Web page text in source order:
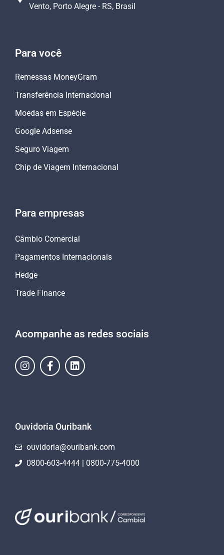
Vento, Porto Alegre - RS, Brasil
Para você
Remessas MoneyGram
Transferência Internacional
Moedas em Espécie
Google Adsense
Seguro Viagem
Chip de Viagem Internacional
Para empresas
Câmbio Comercial
Pagamentos Internacionais
Hedge
Trade Finance
Acompanhe as redes sociais
Ouvidoria Ouribank
ouvidoria@ouribank.com
0800-603-4444 | 0800-775-4000